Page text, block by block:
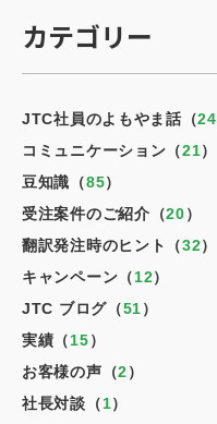
カテゴリー
JTC社員のよもやま話（24
コミュニケーション（21）
豆知識（85）
受注案件のご紹介（20）
翻訳発注時のヒント（32）
キャンペーン（12）
JTC ブログ（51）
実績（15）
お客様の声（2）
社長対談（1）